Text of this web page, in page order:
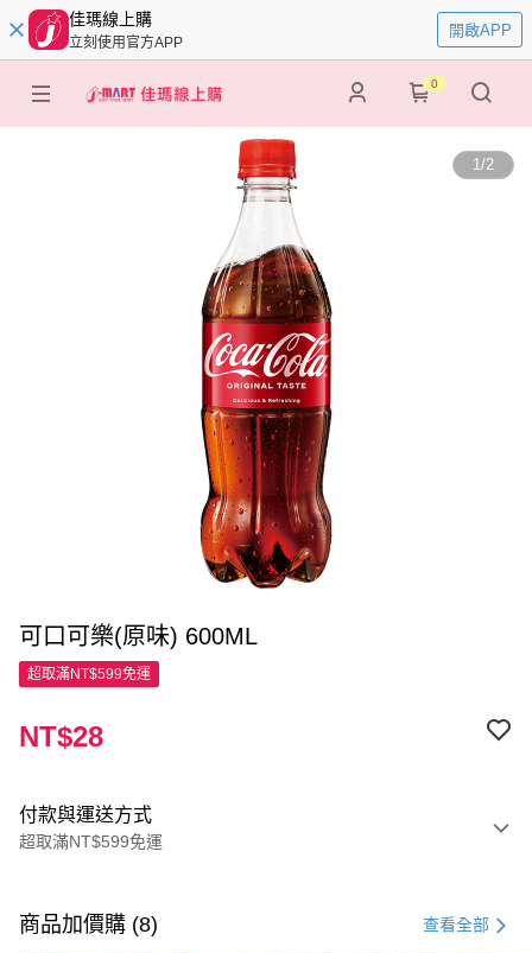
佳瑪線上購
立刻使用官方APP
開啟APP
0
1/2
可口可樂(原味) 600ML
超取滿NT$599免運
NT$28
付款與運送方式
超取滿NT$599免運
信用卡一次付款
商品加價購 (8) 查看全部